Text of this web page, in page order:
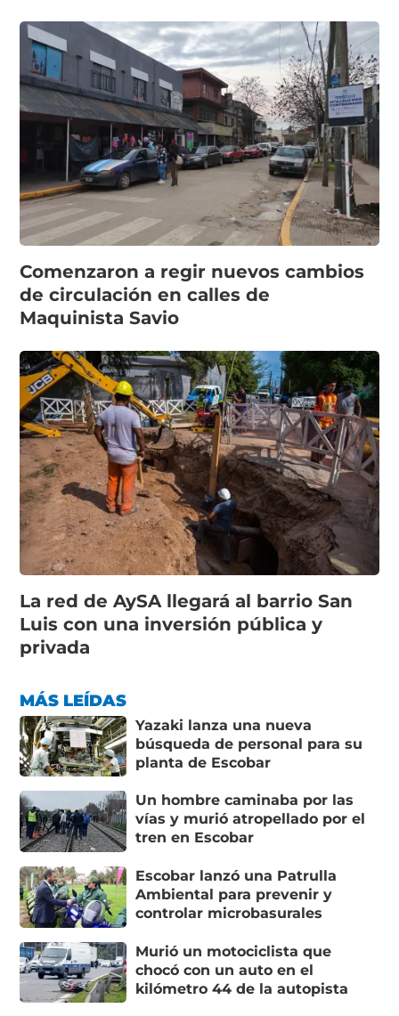
Comenzaron a regir nuevos cambios
de circulación en calles de
Maquinista Savio
La red de AySA llegará al barrio San
Luis con una inversión pública y
privada
MÁS LEÍDAS
Yazaki lanza una nueva
búsqueda de personal para su
planta de Escobar
Un hombre caminaba por las
vías y murió atropellado por el
tren en Escobar
Escobar lanzó una Patrulla
Ambiental para prevenir y
controlar microbasurales
Murió un motociclista que
chocó con un auto en el
kilómetro 44 de la autopista